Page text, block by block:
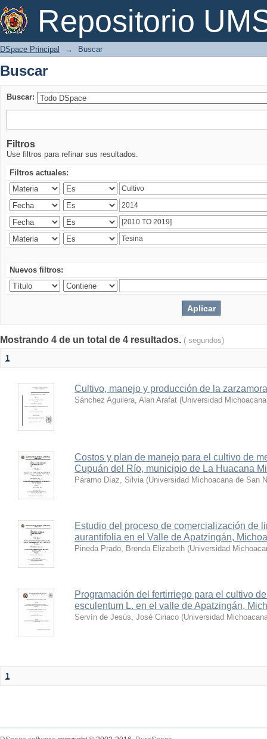
Repositorio
Buscar
DSpace Principal → Buscar
Buscar
Buscar:
Filtros
Use filtros para refinar sus resultados.
Filtros actuales:
Nuevos filtros:
Mostrando 4 de un total de 4 resultados. ( segundos)
1
Cultivo, manejo y producción de la zarzamora
Sánchez Aguilera, Alan Arafat (Universidad
Costos y plan de manejo para el cultivo de
Cupuán del Río, municipio de La Huacana
Páramo Díaz, Silvia (Universidad Michoacana de San
Estudio del proceso de comercialización de
aurantifolia en el Valle de Apatzingán,
Pineda Prado, Brenda Elizabeth (Universidad
Programación del fertirriego para el cultivo
esculentum L. en el valle de Apatzingán,
Servín de Jesús, José Ciriaco (Universidad
1